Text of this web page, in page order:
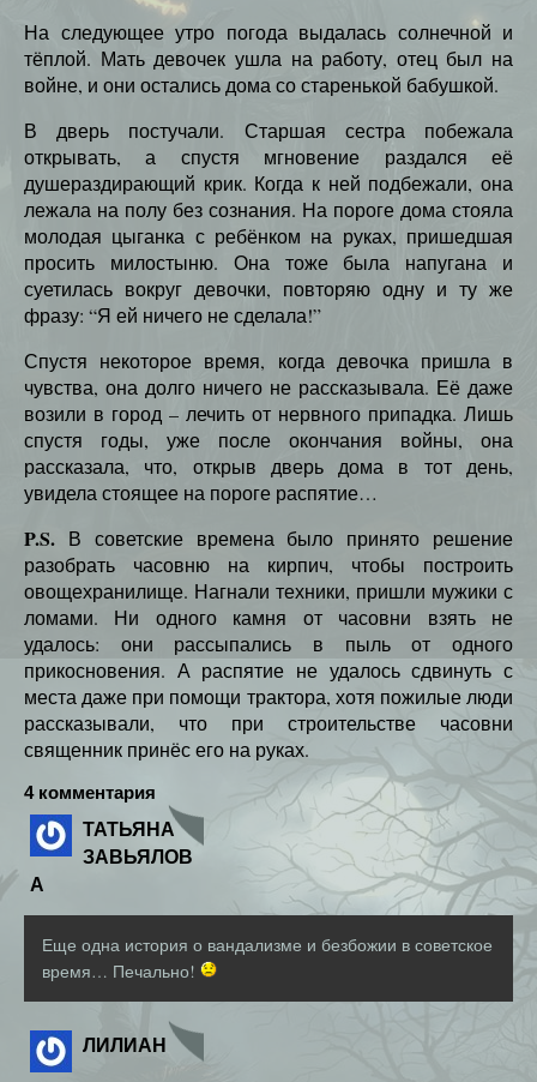
На следующее утро погода выдалась солнечной и
тёплой. Мать девочек ушла на работу, отец был на
войне, и они остались дома со старенькой бабушкой.
В дверь постучали. Старшая сестра побежала
открывать, а спустя мгновение раздался её
душераздирающий крик. Когда к ней подбежали, она
лежала на полу без сознания. На пороге дома стояла
молодая цыганка с ребёнком на руках, пришедшая
просить милостыню. Она тоже была напугана и
суетилась вокруг девочки, повторяю одну и ту же
фразу: “Я ей ничего не сделала!”
Спустя некоторое время, когда девочка пришла в
чувства, она долго ничего не рассказывала. Её даже
возили в город – лечить от нервного припадка. Лишь
спустя годы, уже после окончания войны, она
рассказала, что, открыв дверь дома в тот день,
увидела стоящее на пороге распятие…
P.S. В советские времена было принято решение
разобрать часовню на кирпич, чтобы построить
овощехранилище. Нагнали техники, пришли мужики с
ломами. Ни одного камня от часовни взять не
удалось: они рассыпались в пыль от одного
прикосновения. А распятие не удалось сдвинуть с
места даже при помощи трактора, хотя пожилые люди
рассказывали, что при строительстве часовни
священник принёс его на руках.
4 комментария
ТАТЬЯНА
ЗАВЬЯЛОВ
А
Еще одна история о вандализме и безбожии в советское
время… Печально!
ЛИЛИАН